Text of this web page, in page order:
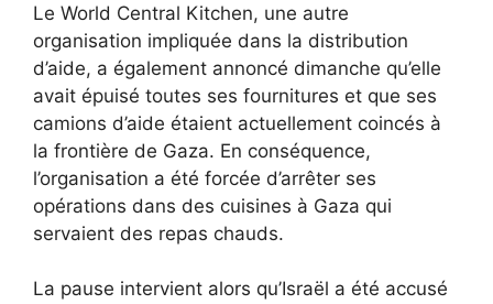
Le World Central Kitchen, une autre
organisation impliquée dans la distribution
d’aide, a également annoncé dimanche qu’elle
avait épuisé toutes ses fournitures et que ses
camions d’aide étaient actuellement coincés à
la frontière de Gaza. En conséquence,
l’organisation a été forcée d’arrêter ses
opérations dans des cuisines à Gaza qui
servaient des repas chauds.
La pause intervient alors qu’Israël a été accusé